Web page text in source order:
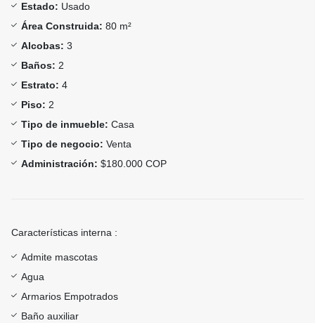
Estado: Usado
Área Construida: 80 m²
Alcobas: 3
Baños: 2
Estrato: 4
Piso: 2
Tipo de inmueble: Casa
Tipo de negocio: Venta
Administración: $180.000 COP
Características interna :
Admite mascotas
Agua
Armarios Empotrados
Baño auxiliar